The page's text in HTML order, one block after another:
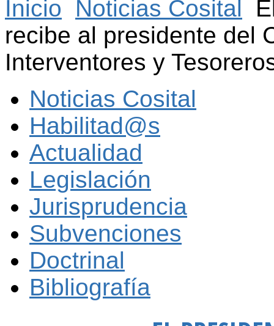
Inicio Noticias Cosital
recibe al presidente del
Interventores y
Noticias Cosital
Habilitad@s
Actualidad
Legislación
Jurisprudencia
Subvenciones
Doctrinal
Bibliografía